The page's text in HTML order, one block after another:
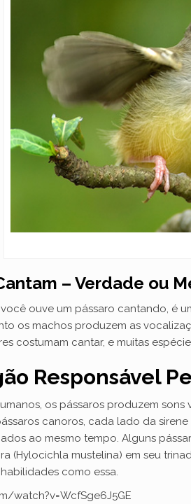
– Verdade ou
ouve um pássaro cantando, é
os machos produzem as
costumam cantar, e muitas
Responsável
os pássaros produzem
canoros, cada lado da
ao mesmo tempo. Alguns
(Hylocichla mustelina) em seu
como essa.
watch?v=WcfSge6J5GE